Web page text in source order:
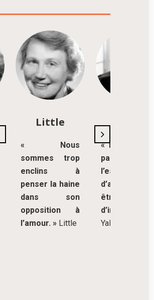
Little
« Nous
sommes trop
enclins à
penser la haine
dans son
opposition à
l’amour. » Little
« Lorsqu’on
parle pas
l’essentiel
d’autre ne
être
Yalom